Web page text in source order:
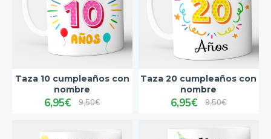
Taza 10 cumpleaños con
nombre
6,95€ 9,50€
Taza 20 cumpleaños con
nombre
6,95€ 9,50€